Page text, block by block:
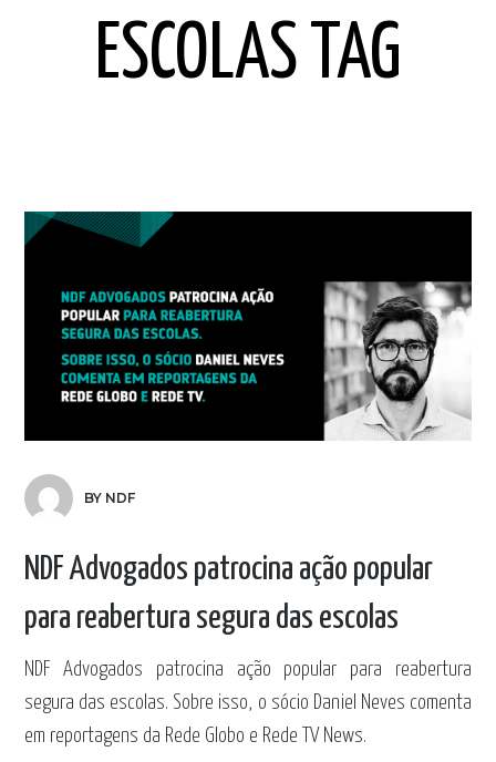
ESCOLAS TAG
BY NDF
NDF Advogados patrocina ação popular
para reabertura segura das escolas
NDF Advogados patrocina ação popular para reabertura
segura das escolas. Sobre isso, o sócio Daniel Neves comenta
em reportagens da Rede Globo e Rede TV News.